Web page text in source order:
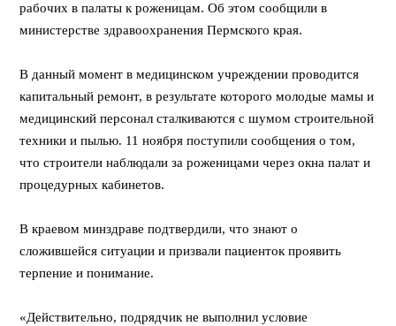
рабочих в палаты к роженицам. Об этом сообщили в
министерстве здравоохранения Пермского края.
В данный момент в медицинском учреждении проводится
капитальный ремонт, в результате которого молодые мамы и
медицинский персонал сталкиваются с шумом строительной
техники и пылью. 11 ноября поступили сообщения о том,
что строители наблюдали за роженицами через окна палат и
процедурных кабинетов.
В краевом минздраве подтвердили, что знают о
сложившейся ситуации и призвали пациенток проявить
терпение и понимание.
«Действительно, подрядчик не выполнил условие